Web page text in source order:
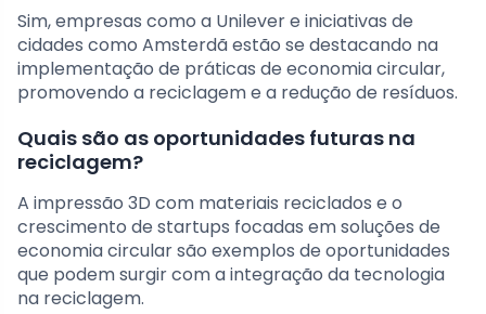
Sim, empresas como a Unilever e iniciativas de
cidades como Amsterdã estão se destacando na
implementação de práticas de economia circular,
promovendo a reciclagem e a redução de resíduos.
Quais são as oportunidades futuras na
reciclagem?
A impressão 3D com materiais reciclados e o
crescimento de startups focadas em soluções de
economia circular são exemplos de oportunidades
que podem surgir com a integração da tecnologia
na reciclagem.